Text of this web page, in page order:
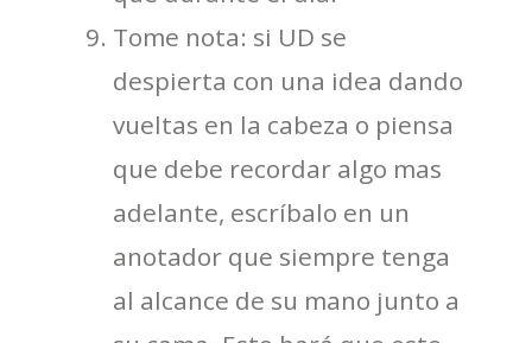
Tome nota: si UD se
despierta con una idea dando
vueltas en la cabeza o piensa
que debe recordar algo mas
adelante, escríbalo en un
anotador que siempre tenga
al alcance de su mano junto a